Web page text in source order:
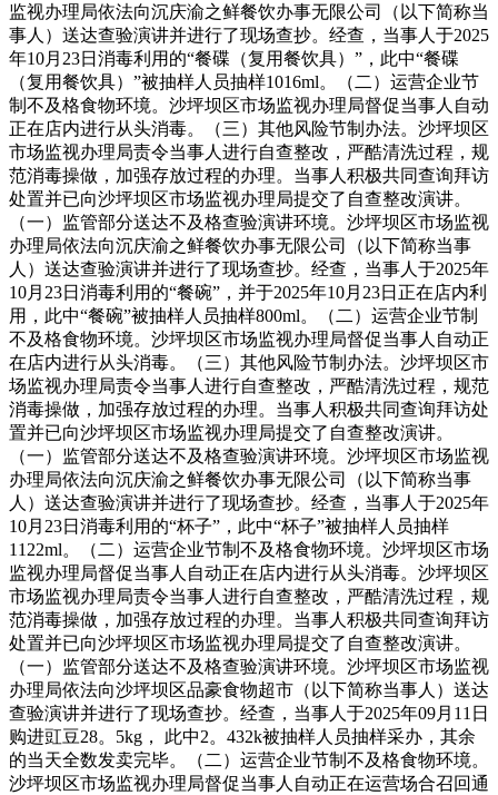
监视办理局依法向沉庆渝之鲜餐饮办事无限公司（以下简称当
事人）送达查验演讲并进行了现场查抄。经查，当事人于2025
年10月23日消毒利用的“餐碟（复用餐饮具）”，此中“餐碟
（复用餐饮具）”被抽样人员抽样1016ml。（二）运营企业节
制不及格食物环境。沙坪坝区市场监视办理局督促当事人自动
正在店内进行从头消毒。（三）其他风险节制办法。沙坪坝区
市场监视办理局责令当事人进行自查整改，严酷清洗过程，规
范消毒操做，加强存放过程的办理。当事人积极共同查询拜访
处置并已向沙坪坝区市场监视办理局提交了自查整改演讲。
（一）监管部分送达不及格查验演讲环境。沙坪坝区市场监视
办理局依法向沉庆渝之鲜餐饮办事无限公司（以下简称当事
人）送达查验演讲并进行了现场查抄。经查，当事人于2025年
10月23日消毒利用的“餐碗”，并于2025年10月23日正在店内利
用，此中“餐碗”被抽样人员抽样800ml。（二）运营企业节制
不及格食物环境。沙坪坝区市场监视办理局督促当事人自动正
在店内进行从头消毒。（三）其他风险节制办法。沙坪坝区市
场监视办理局责令当事人进行自查整改，严酷清洗过程，规范
消毒操做，加强存放过程的办理。当事人积极共同查询拜访处
置并已向沙坪坝区市场监视办理局提交了自查整改演讲。
（一）监管部分送达不及格查验演讲环境。沙坪坝区市场监视
办理局依法向沉庆渝之鲜餐饮办事无限公司（以下简称当事
人）送达查验演讲并进行了现场查抄。经查，当事人于2025年
10月23日消毒利用的“杯子”，此中“杯子”被抽样人员抽样
1122ml。（二）运营企业节制不及格食物环境。沙坪坝区市场
监视办理局督促当事人自动正在店内进行从头消毒。沙坪坝区
市场监视办理局责令当事人进行自查整改，严酷清洗过程，规
范消毒操做，加强存放过程的办理。当事人积极共同查询拜访
处置并已向沙坪坝区市场监视办理局提交了自查整改演讲。
（一）监管部分送达不及格查验演讲环境。沙坪坝区市场监视
办理局依法向沙坪坝区品豪食物超市（以下简称当事人）送达
查验演讲并进行了现场查抄。经查，当事人于2025年09月11日
购进豇豆28。5kg， 此中2。432k被抽样人员抽样采办，其余
的当天全数发卖完毕。（二）运营企业节制不及格食物环境。
沙坪坝区市场监视办理局督促当事人自动正在运营场合召回通